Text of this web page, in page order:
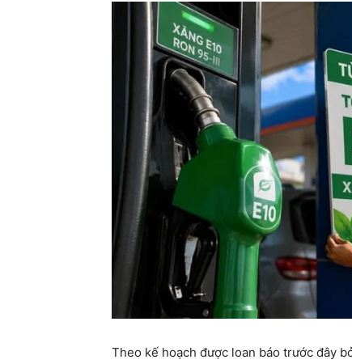
Theo kế hoạch được loan báo trước đây